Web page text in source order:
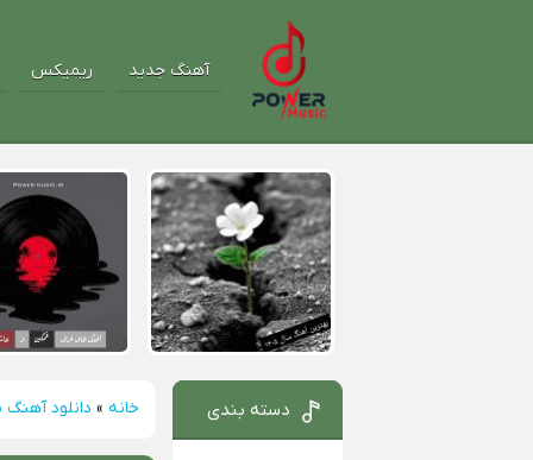
آهنگ جدید ریمیکس
خانه » دانلود آهنگ دسته بندی